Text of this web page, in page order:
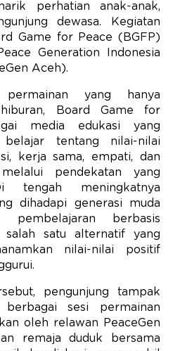
perhatian anak-anak,
dewasa. Kegiatan
Game for Peace (BGFP)
Generation Indonesia
Aceh).
yang hanya
Board Game for
media edukasi yang
tentang nilai-nilai
kerja sama, empati, dan
pendekatan yang
tengah meningkatnya
dihadapi generasi muda
berbasis
salah satu alternatif yang
nilai-nilai positif
pengunjung tampak
berbagai sesi permainan
oleh relawan PeaceGen
remaja duduk bersama